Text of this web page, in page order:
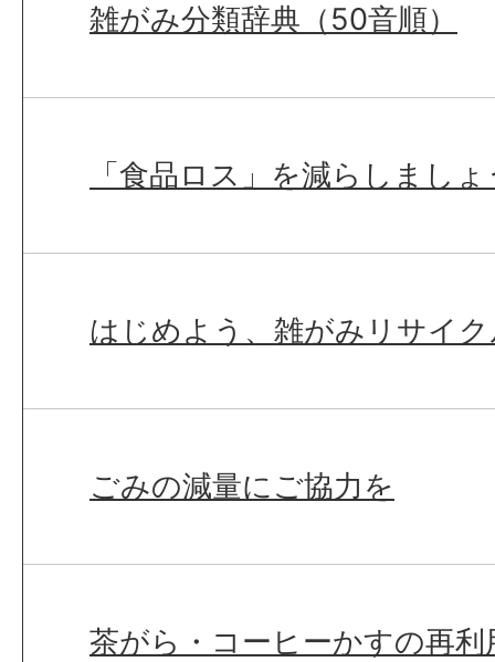
雑がみ分類辞典（50音順）
「食品ロス」を減らしまし
はじめよう、雑がみリサイ
ごみの減量にご協力を
茶がら・コーヒーかすの再利